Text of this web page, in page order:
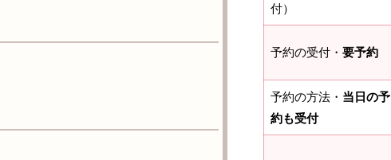
付）
予約の受付・ 要予約
予約の方法・ 当日の予
約も受付